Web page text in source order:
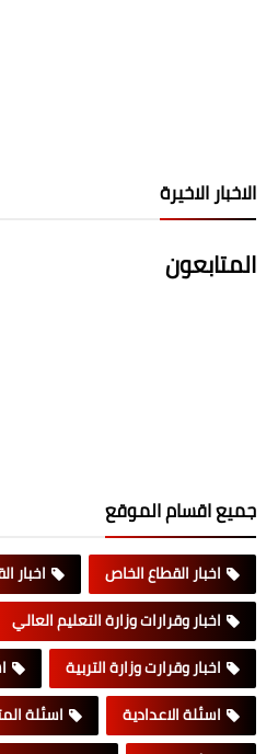
الاخبار الاخيرة
المتابعون
جميع اقسام الموقع
اخبار القطاع الخاص
اخبار
اخبار وقرارات وزارة التعليم العالي
اخبار وقرارت وزارة التربية
اسئلة الاعدادية
اسئلة